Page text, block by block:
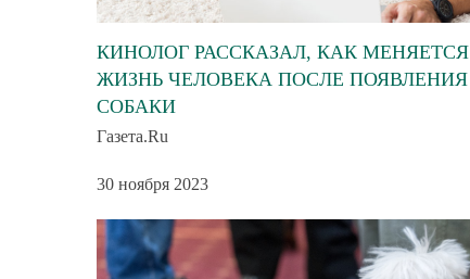
КИНОЛОГ РАССКАЗАЛ, КАК МЕНЯЕТСЯ
ЖИЗНЬ ЧЕЛОВЕКА ПОСЛЕ ПОЯВЛЕНИЯ
СОБАКИ
Газета.Ru
30 ноября 2023